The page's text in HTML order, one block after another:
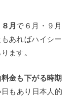
月 で６月・９月
あればハイシー
ます。
金も下がる時期
もあり日本人的